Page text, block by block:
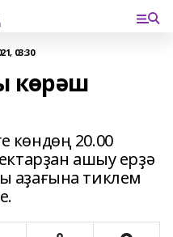
03:30
көрәш
көндөң 20.00
ашыу ерҙә
аҙағына тиклем